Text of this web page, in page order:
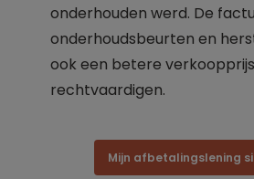
onderhouden werd. De
onderhoudsbeurten en
ook een betere
rechtvaardigen.
Mijn afbetalingslening